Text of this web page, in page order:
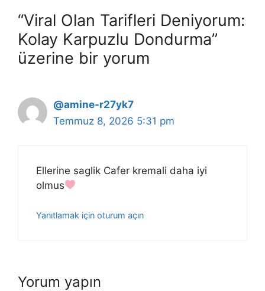
“Viral Olan Tarifleri Deniyorum:
Kolay Karpuzlu Dondurma”
üzerine bir yorum
@amine-r27yk7
Temmuz 8, 2026 5:31 pm
Ellerine saglik Cafer kremali daha iyi
olmus
Yanıtlamak için oturum açın
Yorum yapın